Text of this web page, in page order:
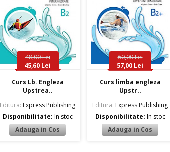
48,00 Lei
45,60 Lei
Curs Lb. Engleza
Upstrea..
Editura: Express Publishing
Disponibilitate: In stoc
60,00 Lei
57,00 Lei
Curs limba engleza
Upstr..
Editura: Express Publishing
Disponibilitate: In stoc